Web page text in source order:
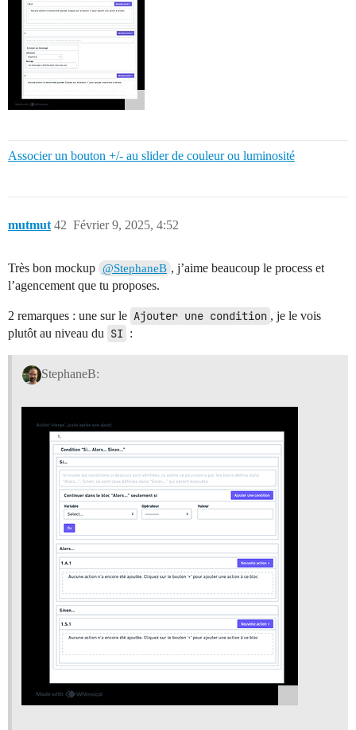
Associer un bouton +/- au slider de couleur ou luminosité
mutmut Février 9, 2025, 4:52
42
Très bon mockup @StephaneB , j’aime beaucoup le process et
l’agencement que tu proposes.
2 remarques : une sur le Ajouter une condition , je le vois
plutôt au niveau du SI :
StephaneB: